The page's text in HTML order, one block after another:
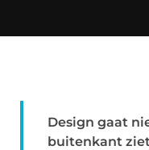
Design gaat
buitenkant